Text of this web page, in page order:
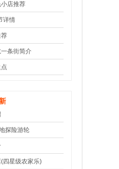
店推荐
详情
荐
条街简介
探险游轮
四星级农家乐)